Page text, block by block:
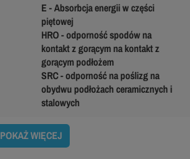
E - Absorbcja energii w części
piętowej
HRO - odporność spodów na
kontakt z gorącym na kontakt z
gorącym podłożem
SRC - odporność na poślizg na
obydwu podłożach ceramicznych i
stalowych
POKAŻ WIĘCEJ